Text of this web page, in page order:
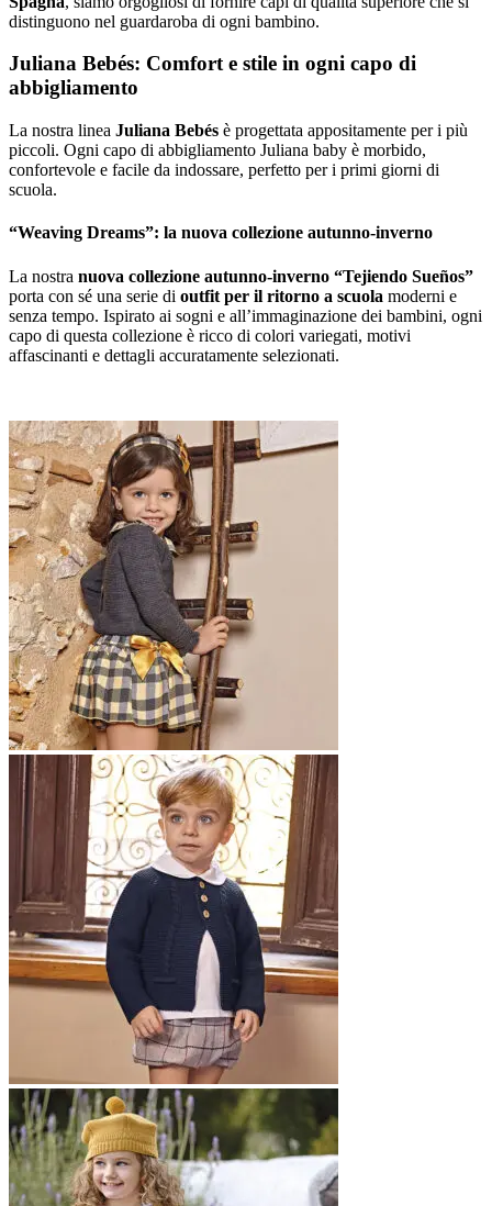
distinguono nel guardaroba di ogni bambino.
Juliana Bebés: Comfort e stile in ogni capo di
abbigliamento
La nostra linea Juliana Bebés è progettata appositamente per i più
piccoli. Ogni capo di abbigliamento Juliana baby è morbido,
confortevole e facile da indossare, perfetto per i primi giorni di
scuola.
“Weaving Dreams”: la nuova collezione autunno-inverno
La nostra nuova collezione autunno-inverno “Tejiendo Sueños”
porta con sé una serie di outfit per il ritorno a scuola moderni e
senza tempo. Ispirato ai sogni e all’immaginazione dei bambini, ogni
capo di questa collezione è ricco di colori variegati, motivi
affascinanti e dettagli accuratamente selezionati.